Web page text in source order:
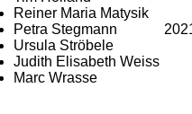
Reiner Maria Matysik
Petra Stegmann
Ursula Ströbele
Judith Elisabeth Weiss
Marc Wrasse